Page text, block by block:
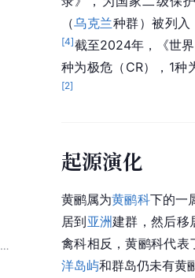
国家重点保护野生动物（鸟纲雀形目）
（乌克兰种群）被列入
[4]截至2024年，《世
种为极危（CR），1种
[2]
起源演化
黄鹂属为黄鹂科下的一
居到亚洲建群，然后移
禽科相反，黄鹂科代
洋岛屿和群岛仍未有黄